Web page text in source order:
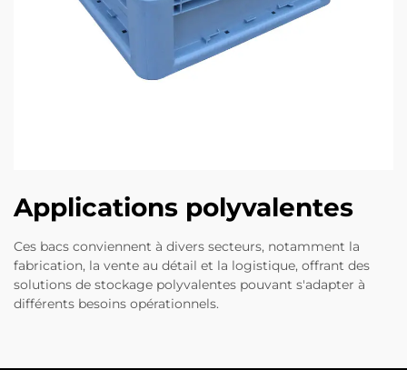
Applications polyvalentes
Ces bacs conviennent à divers secteurs, notamment la
fabrication, la vente au détail et la logistique, offrant des
solutions de stockage polyvalentes pouvant s'adapter à
différents besoins opérationnels.